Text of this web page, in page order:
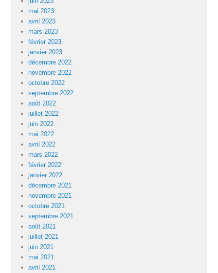
mai 2023
avril 2023
mars 2023
février 2023
janvier 2023
décembre 2022
novembre 2022
octobre 2022
septembre 2022
août 2022
juillet 2022
juin 2022
mai 2022
avril 2022
mars 2022
février 2022
janvier 2022
décembre 2021
novembre 2021
octobre 2021
septembre 2021
août 2021
juillet 2021
juin 2021
mai 2021
avril 2021